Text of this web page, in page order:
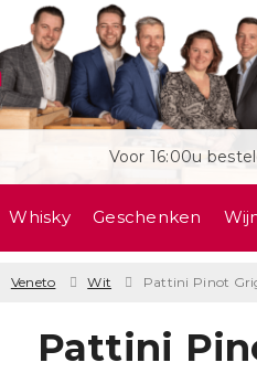
Voor 16:00u
Whisky Geschenken
Veneto Wit Pattini Pinot
Pattini